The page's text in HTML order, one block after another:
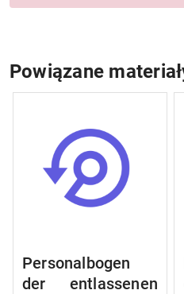
Powiązane
Personalbogen
der entlassenen